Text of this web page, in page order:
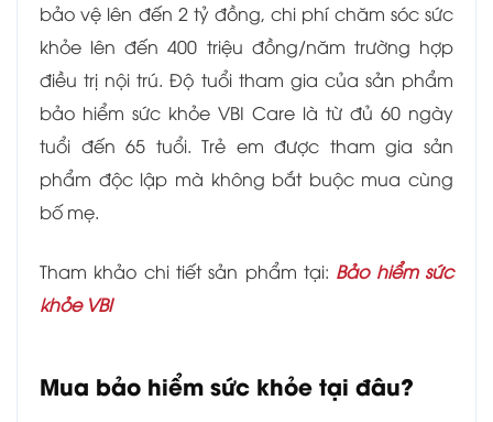
bảo vệ lên đến 2 tỷ đồng, chi phí chăm sóc sức
khỏe lên đến 400 triệu đồng/năm trường hợp
điều trị nội trú. Độ tuổi tham gia của sản phẩm
bảo hiểm sức khỏe VBI Care là từ đủ 60 ngày
tuổi đến 65 tuổi. Trẻ em được tham gia sản
phẩm độc lập mà không bắt buộc mua cùng
bố mẹ.
Tham khảo chi tiết sản phẩm tại: Bảo hiểm sức
khỏe VBI
Mua bảo hiểm sức khỏe tại đâu?